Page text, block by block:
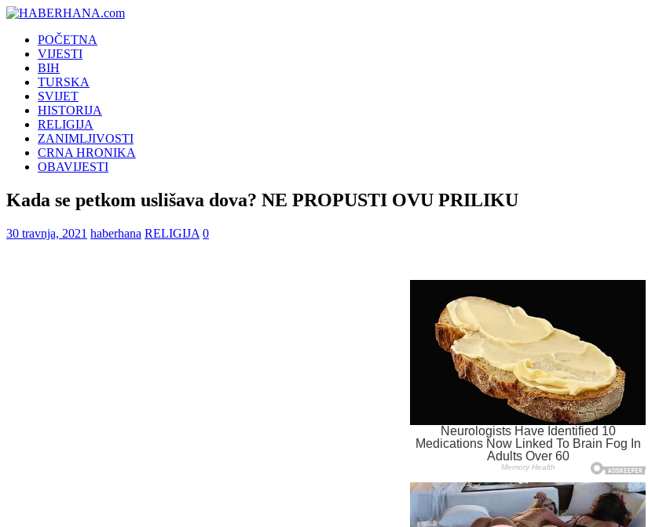
POČETNA
VIJESTI
BIH
TURSKA
SVIJET
HISTORIJA
RELIGIJA
ZANIMLJIVOSTI
CRNA HRONIKA
OBAVIJESTI
Kada se petkom uslišava dova? NE PROPUSTI OVU PRILIKU
30 travnja, 2021 haberhana RELIGIJA 0